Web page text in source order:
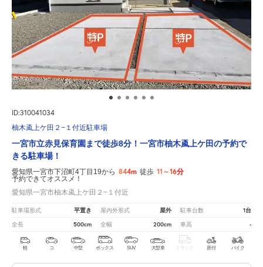
ID:310041034
柚木颪上ケ田２−１付近駐車場
一宮市立赤見保育園まで徒歩8分！一宮市柚木颪上ケ田の予約で
きる駐車場！
愛知県一宮市下沼町4丁目19から 844m 徒歩 11～16分
予約できてオススメ！
愛知県一宮市柚木颪上ケ田２−１付近
駐車場形式 平置き 屋内外形式 屋外 駐車台数 1台
全長 500cm 全幅 200cm 車高 -
軽 コ 中型 ボックス SUV 大型車 トラック 原付 バイク